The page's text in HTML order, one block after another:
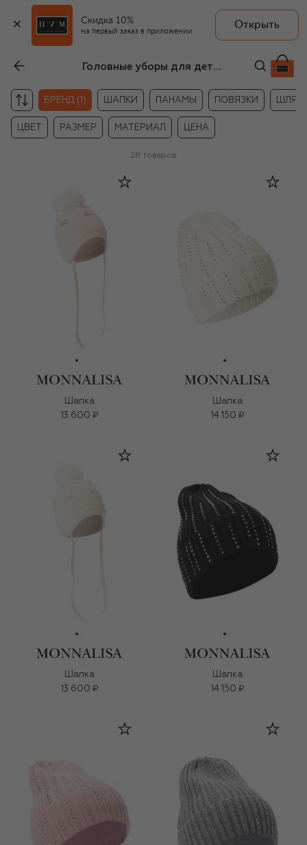
Скидка 10%
на первый заказ в приложении
Открыть
Головные уборы для детей Monnalisa
БРЕНД (1) ШАПКИ ПАНАМЫ ПОВЯЗКИ
ЦВЕТ РАЗМЕР МАТЕРИАЛ ЦЕНА
28 товаров
Шапка
13 600 ₽
Шапка
14 150 ₽
Шапка
13 600 ₽
Шапка
14 150 ₽